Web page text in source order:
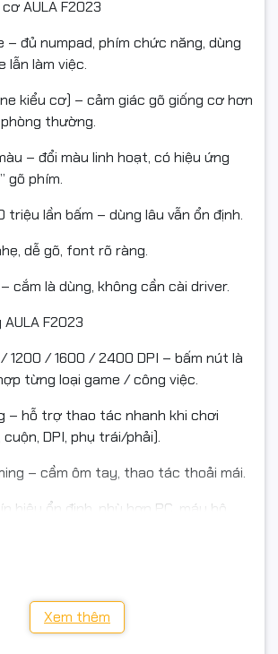
AULA F2023
– đủ numpad, phím chức năng, dùng
lẫn làm việc.
kiểu cơ) – cảm giác gõ giống cơ hơn
thường.
– đổi màu linh hoạt, có hiệu ứng
gõ phím.
triệu lần bấm – dùng lâu vẫn ổn định.
dễ gõ, font rõ ràng.
cắm là dùng, không cần cài driver.
F2023
1200 / 1600 / 2400 DPI – bấm nút là
từng loại game / công việc.
– hỗ trợ thao tác nhanh khi chơi
DPI, phụ trái/phải).
– cầm ôm tay, thao tác thoải mái.
hiệu ổn định, phù hợp PC, máy bộ,
thuật chi tiết
Xem thêm